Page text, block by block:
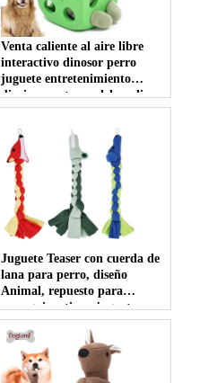
Venta caliente al aire libre
interactivo dinosor perro
juguete entretenimiento
diario respetuoso del medio
ambiente juguetes para
mascotas perro juguete de
goma
Juguete Teaser con cuerda de
lana para perro, diseño
Animal, repuesto para
perseguir y tirar, juguete
interactivo para masticar
mascotas